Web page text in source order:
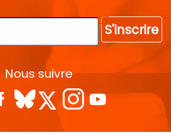
S'inscrire
Nous suivre